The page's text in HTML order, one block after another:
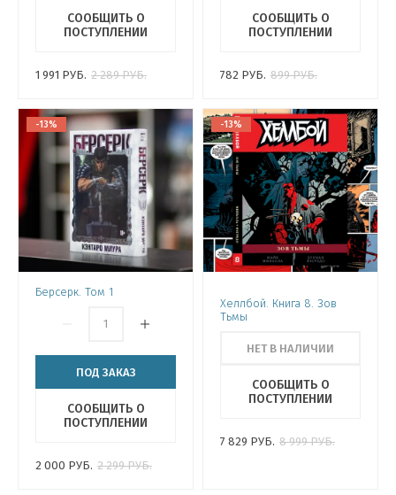
СООБЩИТЬ О
ПОСТУПЛЕНИИ
1 991 РУБ. 2 289РУБ.
СООБЩИТЬ О
ПОСТУПЛЕНИИ
782 РУБ. 899РУБ.
-13%
Берсерк. Том 1
ПОД ЗАКАЗ
СООБЩИТЬ О
ПОСТУПЛЕНИИ
2 000 РУБ. 2 299РУБ.
-13%
Хеллбой. Книга 8. Зов
Тьмы
НЕТ В НАЛИЧИИ
СООБЩИТЬ О
ПОСТУПЛЕНИИ
7 829 РУБ. 8 999РУБ.